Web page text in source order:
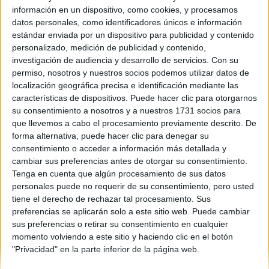
información en un dispositivo, como cookies, y procesamos
datos personales, como identificadores únicos e información
estándar enviada por un dispositivo para publicidad y contenido
personalizado, medición de publicidad y contenido,
investigación de audiencia y desarrollo de servicios. Con su
permiso, nosotros y nuestros socios podemos utilizar datos de
localización geográfica precisa e identificación mediante las
características de dispositivos. Puede hacer clic para otorgarnos
su consentimiento a nosotros y a nuestros 1731 socios para
que llevemos a cabo el procesamiento previamente descrito. De
forma alternativa, puede hacer clic para denegar su
consentimiento o acceder a información más detallada y
cambiar sus preferencias antes de otorgar su consentimiento.
Tenga en cuenta que algún procesamiento de sus datos
personales puede no requerir de su consentimiento, pero usted
tiene el derecho de rechazar tal procesamiento. Sus
preferencias se aplicarán solo a este sitio web. Puede cambiar
sus preferencias o retirar su consentimiento en cualquier
momento volviendo a este sitio y haciendo clic en el botón
"Privacidad" en la parte inferior de la página web.
Navegación
Dónde se estudia
Descripción
Usuarios interesados
Gente que quiere estudiar Ciencia e
Ingeniería de Datos
A 0 usuarios les interesan estos estudios
Ningún usuario ha agregado esta titulación
Quiénes somos|Contactar|Anúnciate
Aviso legal|Politica de privacidad|Condiciones generales